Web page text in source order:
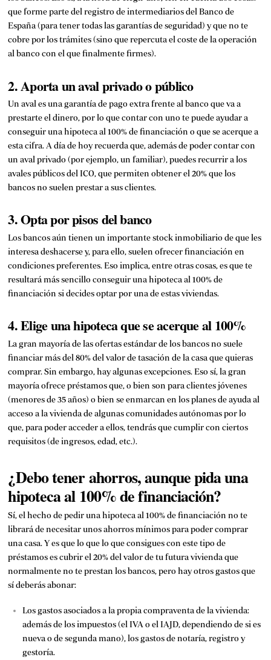
que forme parte del registro de intermediarios del Banco de
España (para tener todas las garantías de seguridad) y que no te
cobre por los trámites (sino que repercuta el coste de la operación
al banco con el que finalmente firmes).
2. Aporta un aval privado o público
Un aval es una garantía de pago extra frente al banco que va a
prestarte el dinero, por lo que contar con uno te puede ayudar a
conseguir una hipoteca al 100% de financiación o que se acerque a
esta cifra. A día de hoy recuerda que, además de poder contar con
un aval privado (por ejemplo, un familiar), puedes recurrir a los
avales públicos del ICO, que permiten obtener el 20% que los
bancos no suelen prestar a sus clientes.
3. Opta por pisos del banco
Los bancos aún tienen un importante stock inmobiliario de que les
interesa deshacerse y, para ello, suelen ofrecer financiación en
condiciones preferentes. Eso implica, entre otras cosas, es que te
resultará más sencillo conseguir una hipoteca al 100% de
financiación si decides optar por una de estas viviendas.
4. Elige una hipoteca que se acerque al 100%
La gran mayoría de las ofertas estándar de los bancos no suele
financiar más del 80% del valor de tasación de la casa que quieras
comprar. Sin embargo, hay algunas excepciones. Eso sí, la gran
mayoría ofrece préstamos que, o bien son para clientes jóvenes
(menores de 35 años) o bien se enmarcan en los planes de ayuda al
acceso a la vivienda de algunas comunidades autónomas por lo
que, para poder acceder a ellos, tendrás que cumplir con ciertos
requisitos (de ingresos, edad, etc.).
¿Debo tener ahorros, aunque pida una
hipoteca al 100% de financiación?
Sí, el hecho de pedir una hipoteca al 100% de financiación no te
librará de necesitar unos ahorros mínimos para poder comprar
una casa. Y es que lo que lo que consigues con este tipo de
préstamos es cubrir el 20% del valor de tu futura vivienda que
normalmente no te prestan los bancos, pero hay otros gastos que
sí deberás abonar:
Los gastos asociados a la propia compraventa de la vivienda:
además de los impuestos (el IVA o el IAJD, dependiendo de si es
nueva o de segunda mano), los gastos de notaría, registro y
gestoría.